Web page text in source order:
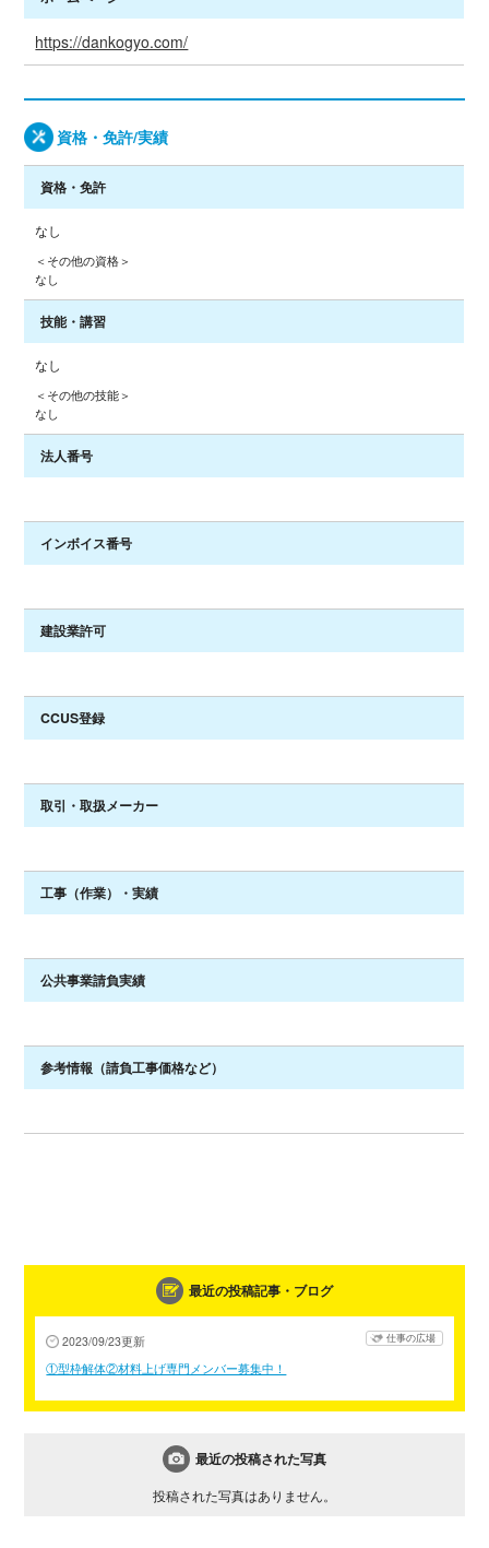
https://dankogyo.com/
資格・免許/実績
資格・免許
なし
＜その他の資格＞
なし
技能・講習
なし
＜その他の技能＞
なし
法人番号
インボイス番号
建設業許可
CCUS登録
取引・取扱メーカー
工事（作業）・実績
公共事業請負実績
参考情報 （請負工事価格など）
最近の投稿記事・ブログ
2023/09/23更新 仕事の広場
①型枠解体②材料上げ専門メンバー募集中！
最近の投稿された写真
投稿された写真はありません。